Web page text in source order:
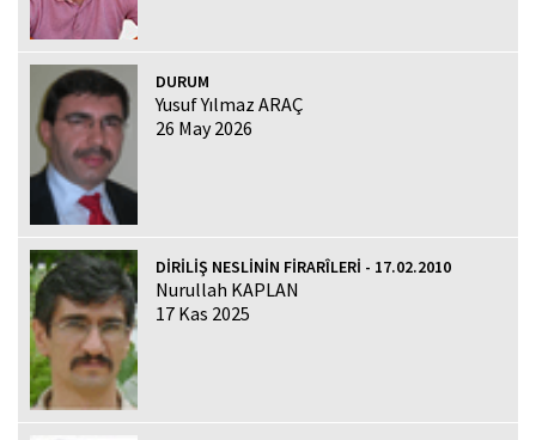
DURUM
Yusuf Yılmaz ARAÇ
26 May 2026
DİRİLİŞ NESLİNİN FİRARÎLERİ - 17.02.2010
Nurullah KAPLAN
17 Kas 2025